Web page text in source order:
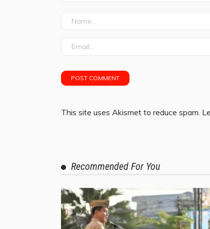
This site uses Akismet to reduce spam.
Recommended For You